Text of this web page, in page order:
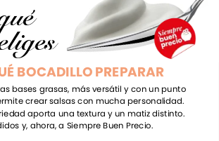
BOCADILLOPREPARAR
bases grasas, más versátil yconun punto
crearsalsas con mucha personalidad.
aporta una textura y un matiz distinto.
y, ahora, a Siempre Buen Precio.